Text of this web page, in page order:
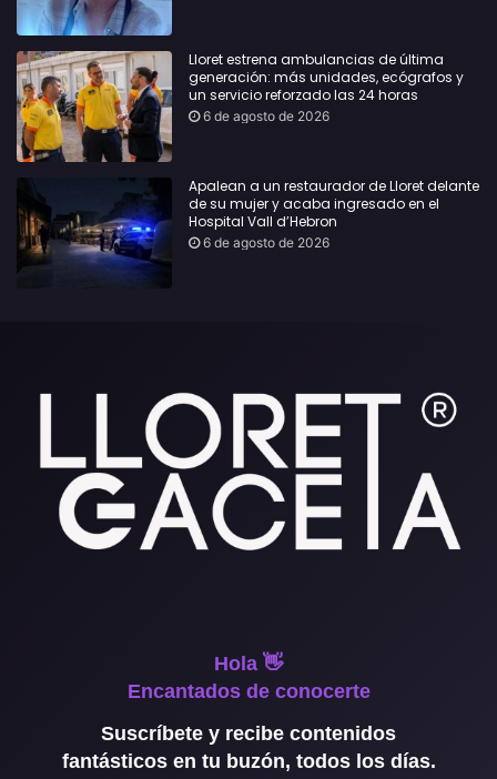
Lloret estrena ambulancias de última
generación: más unidades, ecógrafos y
un servicio reforzado las 24 horas
6 de agosto de 2026
Apalean a un restaurador de Lloret delante
de su mujer y acaba ingresado en el
Hospital Vall d’Hebron
6 de agosto de 2026
Hola 👋
Encantados de conocerte
Suscríbete y recibe contenidos
fantásticos en tu buzón, todos los días.